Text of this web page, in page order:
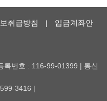
취급방침 |
입금계좌안
록번호 : 116-99-01399 | 통신
3416 |